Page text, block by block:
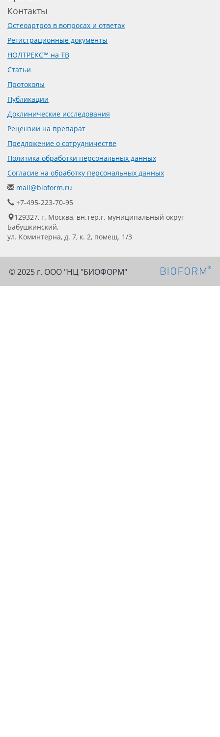
Контакты
Остеоартроз в вопросах и ответах
Регистрационные документы
НОЛТРЕКС™ на ТВ
Статьи
Протоколы
Публикации
Доклинические исследования
Рецензии на препарат
Предложение о сотрудничестве
Политика обработки персональных данных
Согласие на обработку персональных данных
mail@bioform.ru
+7-495-223-70-95
129327, г. Москва, вн.тер.г. муниципальный округ
Бабушкинский,
ул. Коминтерна, д. 7, к. 2, помещ. 1/3
© 2025 г. ООО "НЦ "БИОФОРМ"